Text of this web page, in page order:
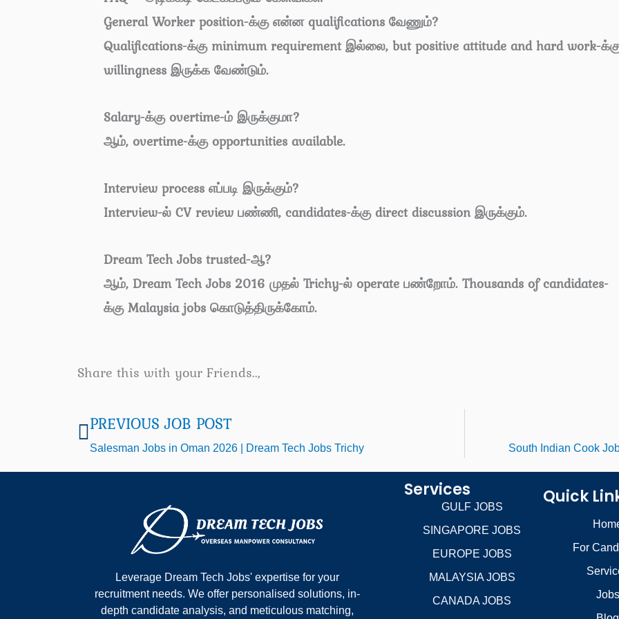
General Worker position-க்கு என்ன qualifications வேணும்?
Qualifications-க்கு minimum requirement இல்லை, but positive attitude and hard work-
willingness இருக்க வேண்டும்.
Salary-க்கு overtime-ம் இருக்குமா?
ஆம், overtime-க்கு opportunities available.
Interview process எப்படி இருக்கும்?
Interview-ல் CV review பண்ணி, candidates-க்கு direct discussion இருக்கும்.
Dream Tech Jobs trusted-ஆ?
ஆம், Dream Tech Jobs 2016 முதல் Trichy-ல் operate பண்றோம். Thousands of candidates-
க்கு Malaysia jobs கொடுத்திருக்கோம்.
Share this with your Friends..,
Prev
PREVIOUS JOB POST
Salesman Jobs in Oman 2026 | Dream Tech Jobs Trichy South Indian Cook
Leverage Dream Tech Jobs' expertise for your
recruitment needs. We offer personalised solutions, in-
depth candidate analysis, and meticulous matching,
Services
GULF JOBS
SINGAPORE JOBS
EUROPE JOBS
MALAYSIA JOBS
CANADA JOBS
Quick
For
Jobs